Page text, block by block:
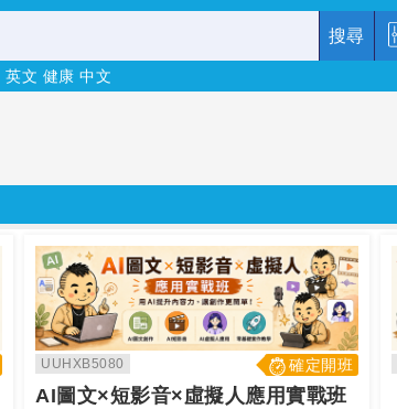
搜尋
英文 健康 中文
UUHXB5080 確定開班
AI圖文×短影音×虛擬人應用實戰班